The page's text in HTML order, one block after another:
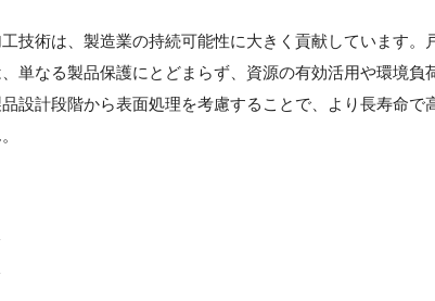
技術は、製造業の持続可能性に大きく貢献しています。
単なる製品保護にとどまらず、資源の有効活用や環境負
設計段階から表面処理を考慮することで、より長寿命で